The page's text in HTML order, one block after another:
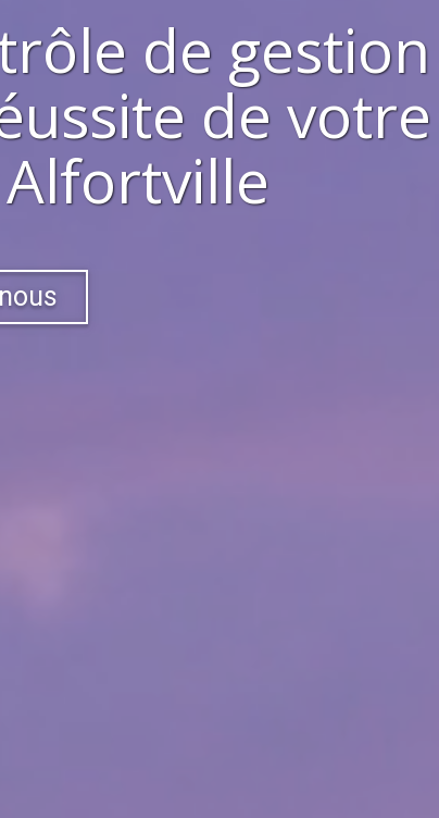
de gestion
de votre
Alfortville